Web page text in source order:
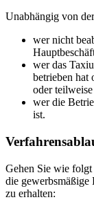
Unabhängig von
wer nicht
wer das
betrieben hat
oder
wer die
ist.
Gehen Sie wie
die gewerbsmäßige
zu erhalten: